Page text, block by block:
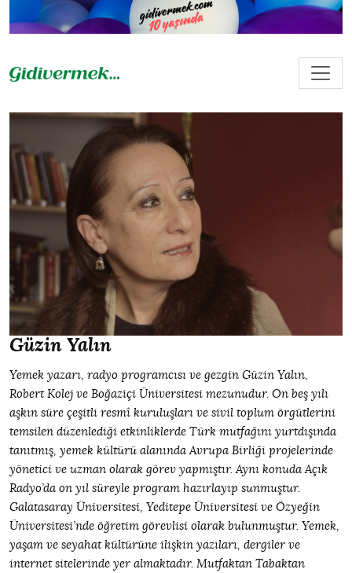
Güzin Yalın
Yemek yazarı, radyo programcısı ve gezgin Güzin Yalın,
Robert Kolej ve Boğaziçi Üniversitesi mezunudur. On beş yılı
aşkın süre çeşitli resmî kuruluşları ve sivil toplum örgütlerini
temsilen düzenlediği etkinliklerde Türk mutfağını yurtdışında
tanıtmış, yemek kültürü alanında Avrupa Birliği projelerinde
yönetici ve uzman olarak görev yapmıştır. Aynı konuda Açık
Radyo’da on yıl süreyle program hazırlayıp sunmuştur.
Galatasaray Üniversitesi, Yeditepe Üniversitesi ve Özyeğin
Üniversitesi’nde öğretim görevlisi olarak bulunmuştur. Yemek,
yaşam ve seyahat kültürüne ilişkin yazıları, dergiler ve
internet sitelerinde yer almaktadır. Mutfaktan Tabaktan